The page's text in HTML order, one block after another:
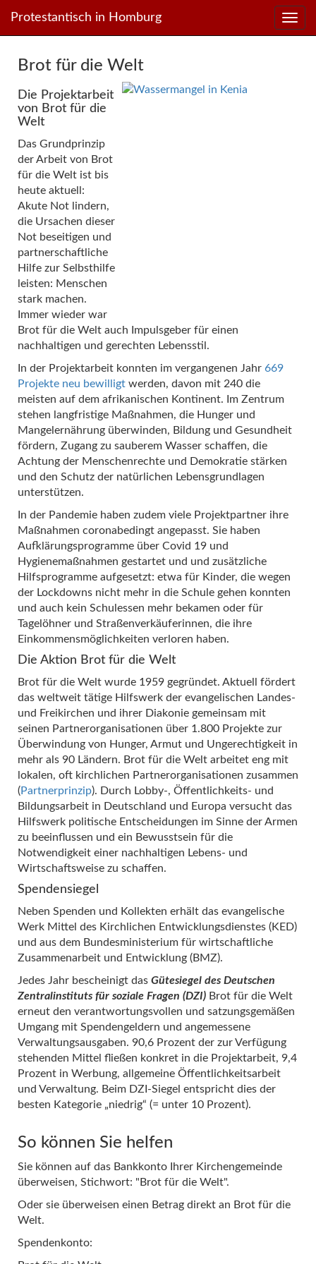
zum
Inhalt
Protestantisch in Homburg
zum
Inhalt
Brot für die Welt
Die Projektarbeit
von Brot für die
Welt
Das Grundprinzip
der Arbeit von Brot
für die Welt ist bis
heute aktuell:
Akute Not lindern,
die Ursachen dieser
Not beseitigen und
partnerschaftliche
Hilfe zur Selbsthilfe
leisten: Menschen
stark machen.
Immer wieder war
Brot für die Welt auch Impulsgeber für einen
nachhaltigen und gerechten Lebensstil.
In der Projektarbeit konnten im vergangenen Jahr 669
Projekte neu bewilligt werden, davon mit 240 die
meisten auf dem afrikanischen Kontinent. Im Zentrum
stehen langfristige Maßnahmen, die Hunger und
Mangelernährung überwinden, Bildung und Gesundheit
fördern, Zugang zu sauberem Wasser schaffen, die
Achtung der Menschenrechte und Demokratie stärken
und den Schutz der natürlichen Lebensgrundlagen
unterstützen.
In der Pandemie haben zudem viele Projektpartner ihre
Maßnahmen coronabedingt angepasst. Sie haben
Aufklärungsprogramme über Covid 19 und
Hygienemaßnahmen gestartet und und zusätzliche
Hilfsprogramme aufgesetzt: etwa für Kinder, die wegen
der Lockdowns nicht mehr in die Schule gehen konnten
und auch kein Schulessen mehr bekamen oder für
Tagelöhner und Straßenverkäuferinnen, die ihre
Einkommensmöglichkeiten verloren haben.
Die Aktion Brot für die Welt
Brot für die Welt wurde 1959 gegründet. Aktuell fördert
das weltweit tätige Hilfswerk der evangelischen Landes-
und Freikirchen und ihrer Diakonie gemeinsam mit
seinen Partnerorganisationen über 1.800 Projekte zur
Überwindung von Hunger, Armut und Ungerechtigkeit in
mehr als 90 Ländern. Brot für die Welt arbeitet eng mit
lokalen, oft kirchlichen Partnerorganisationen zusammen
(Partnerprinzip). Durch Lobby-, Öffentlichkeits- und
Bildungsarbeit in Deutschland und Europa versucht das
Hilfswerk politische Entscheidungen im Sinne der Armen
zu beeinflussen und ein Bewusstsein für die
Notwendigkeit einer nachhaltigen Lebens- und
Wirtschaftsweise zu schaffen.
Spendensiegel
Neben Spenden und Kollekten erhält das evangelische
Werk Mittel des Kirchlichen Entwicklungsdienstes (KED)
und aus dem Bundesministerium für wirtschaftliche
Zusammenarbeit und Entwicklung (BMZ).
Jedes Jahr bescheinigt das Gütesiegel des Deutschen
Zentralinstituts für soziale Fragen (DZI) Brot für die Welt
erneut den verantwortungsvollen und satzungsgemäßen
Umgang mit Spendengeldern und angemessene
Verwaltungsausgaben. 90,6 Prozent der zur Verfügung
stehenden Mittel fließen konkret in die Projektarbeit, 9,4
Prozent in Werbung, allgemeine Öffentlichkeitsarbeit
und Verwaltung. Beim DZI-Siegel entspricht dies der
besten Kategorie „niedrig“ (= unter 10 Prozent).
So können Sie helfen
Sie können auf das Bankkonto Ihrer Kirchengemeinde
überweisen, Stichwort: "Brot für die Welt".
Oder sie überweisen einen Betrag direkt an Brot für die
Welt.
Spendenkonto: